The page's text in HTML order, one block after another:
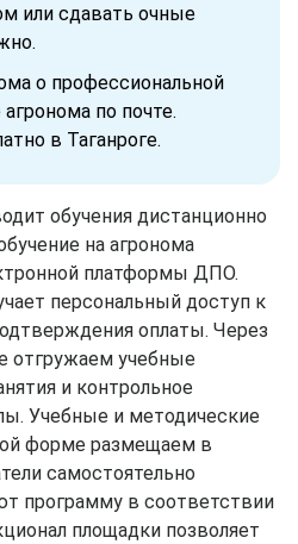
или сдавать очные
о профессиональной
по почте.
в Таганроге.
обучения дистанционно
на агронома
платформы ДПО.
персональный доступ к
оплаты. Через
отгружаем учебные
и контрольное
Учебные и методические
форме размещаем в
самостоятельно
программу в соответствии
площадки позволяет